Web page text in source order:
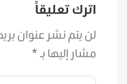
اترك تعليقاً
لن يتم نشر عنوان
مشار إليها بـ*